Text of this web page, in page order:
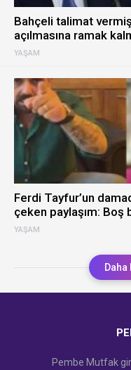
YAŞAM
Bahçeli talimat
açılmasına ramak
YAŞAM
Ferdi Tayfur’un
çeken paylaşım: Boş
Pembe Mutfak